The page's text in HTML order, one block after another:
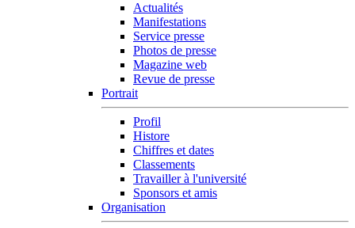
Actualités
Manifestations
Service presse
Photos de presse
Magazine web
Revue de presse
Portrait
Profil
Histore
Chiffres et dates
Classements
Travailler à l'université
Sponsors et amis
Organisation